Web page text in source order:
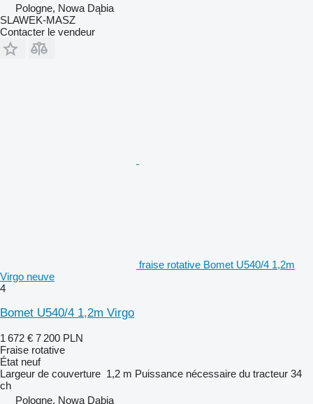
Pologne, Nowa Dąbia
SLAWEK-MASZ
Contacter le vendeur
fraise rotative Bomet U540/4 1,2m
Virgo neuve
4
Bomet U540/4 1,2m Virgo
1 672 € 7 200 PLN
Fraise rotative
État neuf
Largeur de couverture 1,2 m Puissance nécessaire du tracteur 34
ch
Pologne, Nowa Dąbia